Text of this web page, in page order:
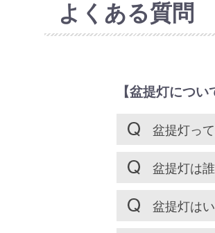
よくある質問
【盆提灯につい
盆提灯っ
盆提灯は
盆提灯は